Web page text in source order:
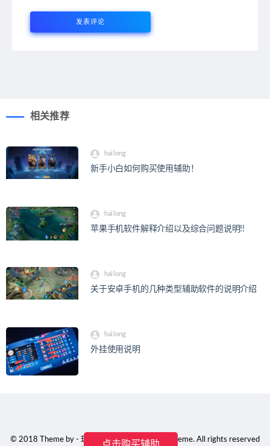
相关推荐
hailong
新手小白如何购买使用辅助！
hailong
苹果手机软件解释介绍以及综合问题说明!!
hailong
关于安卓手机的几种类型辅助软件的说明介绍
hailong
外挂使用说明
© 2018 Theme by - 玖玖工作室 & WordPress Theme. All rights reserved